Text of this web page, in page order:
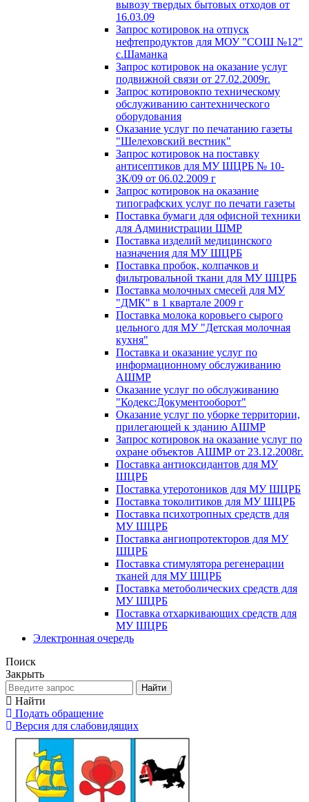
вывозу твердых бытовых отходов от
16.03.09
Запрос котировок на отпуск
нефтепродуктов для МОУ "СОШ №12"
с.Шаманка
Запрос котировок на оказание услуг
подвижной связи от 27.02.2009г.
Запрос котировокпо техническому
обслуживанию сантехнического
оборудования
Оказание услуг по печатанию газеты
"Шелеховский вестник"
Запрос котировок на поставку
антисептиков для МУ ШЦРБ № 10-
ЗК/09 от 06.02.2009 г
Запрос котировок на оказание
типографских услуг по печати газеты
Поставка бумаги для офисной техники
для Администрации ШМР
Поставка изделий медицинского
назначения для МУ ШЦРБ
Поставка пробок, колпачков и
фильтровальной ткани для МУ ШЦРБ
Поставка молочных смесей для МУ
"ДМК" в 1 квартале 2009 г
Поставка молока коровьего сырого
цельного для МУ "Детская молочная
кухня"
Поставка и оказание услуг по
информационному обслуживанию
АШМР
Оказание услуг по обслуживанию
"Кодекс:Документооборот"
Оказание услуг по уборке территории,
прилегающей к зданию АШМР
Запрос котировок на оказание услуг по
охране объектов АШМР от 23.12.2008г.
Поставка антиоксидантов для МУ
ШЦРБ
Поставка утеротоников для МУ ШЦРБ
Поставка токолитиков для МУ ШЦРБ
Поставка психотропных средств для
МУ ШЦРБ
Поставка ангиопротекторов для МУ
ШЦРБ
Поставка стимулятора регенерации
тканей для МУ ШЦРБ
Поставка метоболических средств для
МУ ШЦРБ
Поставка отхаркивающих средств для
МУ ШЦРБ
Электронная очередь
Поиск
Закрыть
Найти
Найти
Подать обращение
Версия для слабовидящих